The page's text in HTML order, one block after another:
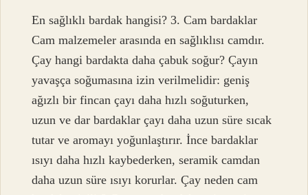
En sağlıklı bardak hangisi? 3. Cam bardaklar
Cam malzemeler arasında en sağlıklısı camdır.
Çay hangi bardakta daha çabuk soğur? Çayın
yavaşça soğumasına izin verilmelidir: geniş
ağızlı bir fincan çayı daha hızlı soğuturken,
uzun ve dar bardaklar çayı daha uzun süre sıcak
tutar ve aromayı yoğunlaştırır. İnce bardaklar
ısıyı daha hızlı kaybederken, seramik camdan
daha uzun süre ısıyı korurlar. Çay neden cam